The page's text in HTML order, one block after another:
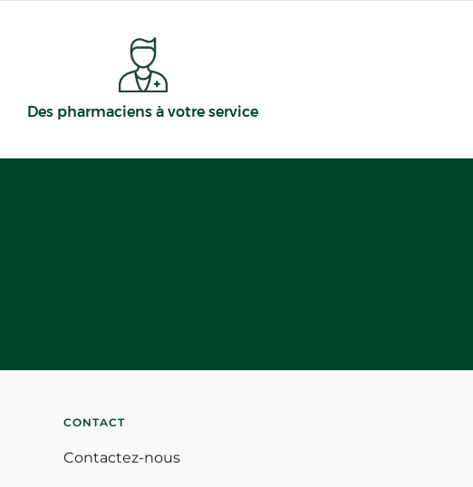
Des pharmaciens à votre service
CONTACT
Contactez-nous